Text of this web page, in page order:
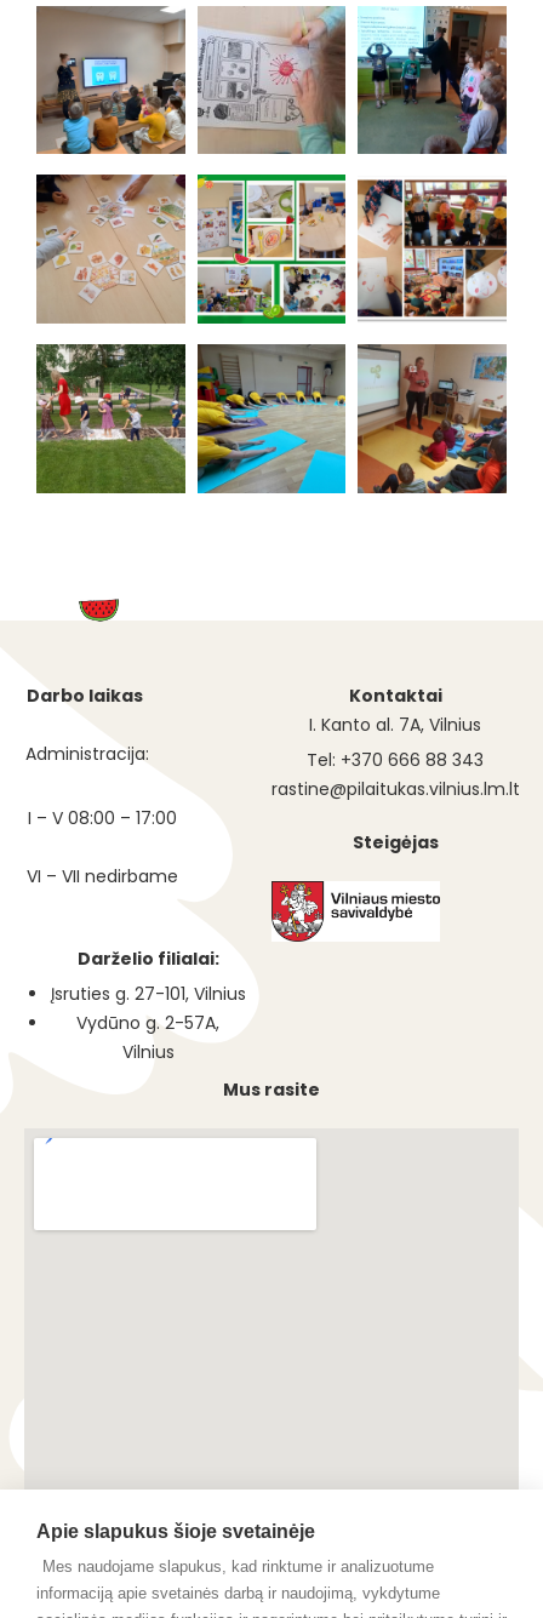
Darbo laikas
Administracija:
I – V 08:00 – 17:00
VI – VII nedirbame
Darželio filialai:
Įsruties g. 27-101, Vilnius
Vydūno g. 2-57A,
Vilnius
Kontaktai
I. Kanto al. 7A, Vilnius
Tel: +370 666 88 343
rastine@pilaitukas.vilnius.lm.lt
Steigėjas
Mus rasite
Apie slapukus šioje svetainėje
Mes naudojame slapukus, kad rinktume ir analizuotume
informaciją apie svetainės darbą ir naudojimą, vykdytume